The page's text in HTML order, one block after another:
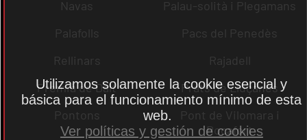
Navas
Palau-solità i Plegamans
Palafolls
Pacs del Penedès
Rellinars
Rajadell
Premià de Dalt
Prats de Lluçanès
Pontons
Pont de Vilomara i
Rocafort
Utilizamos solamente la cookie esencial y
básica para el funcionamiento mínimo de esta
web.
Ver políticas y gestión de cookies